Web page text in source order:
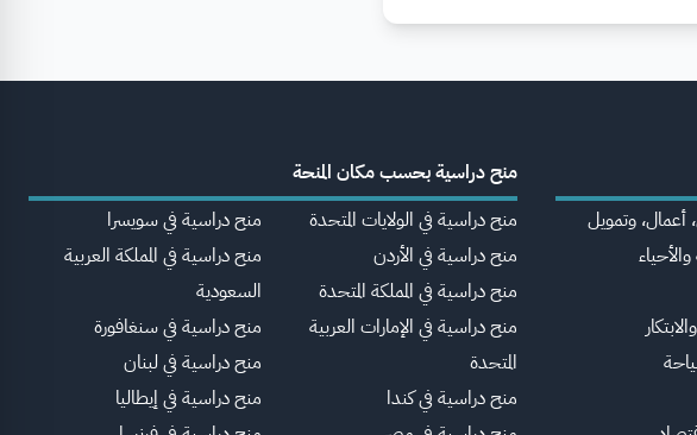
وتمويل
منح دراسية بحسب مكان المنحة
منح دراسية في الولايات المتحدة
منح دراسية في الأردن
منح دراسية في المملكة المتحدة
منح دراسية في الإمارات العربية
المتحدة
منح دراسية في كندا
منح دراسية في سويسرا
منح دراسية في المملكة العربية
السعودية
منح دراسية في سنغافورة
منح دراسية في لبنان
منح دراسية في إيطاليا